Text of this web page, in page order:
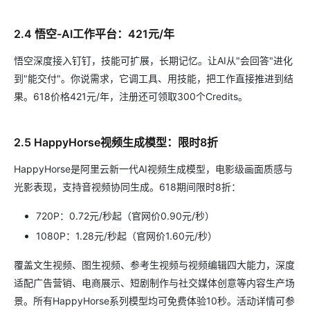
2.4 悟空-AI工作平台：421元/年
悟空深度接入钉钉，技能可扩展，长期记忆。让AI从"会回答"进化
到"能交付"。你说需求，它调工具、用技能，把工作直接推进到结
果。618价格421元/年，注册还可领取300个Credits。
2.5 HappyHorse视频生成模型：限时8折
HappyHorse是阿里云新一代AI视频生成模型，电影级画面质感与
光影表现，支持音视频协同生成。618期间限时8折：
720P：0.72元/秒起（官网价0.90元/秒）
1080P：1.28元/秒起（官网价1.60元/秒）
覆盖文生视频、图生视频、参考生视频与视频编辑四大能力，深度
适配广告营销、电商展示、短剧制作与社交媒体创意等内容生产场
景。所有HappyHorse系列模型均可免费体验10秒。活动详情可参